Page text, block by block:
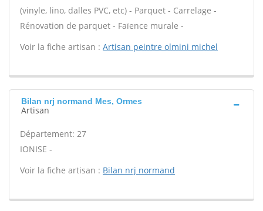
(vinyle, lino, dalles PVC, etc) - Parquet - Carrelage -
Rénovation de parquet - Faïence murale -
Voir la fiche artisan : Artisan peintre olmini michel
Bilan nrj normand Mes, Ormes
Artisan
Département: 27
IONISE -
Voir la fiche artisan : Bilan nrj normand